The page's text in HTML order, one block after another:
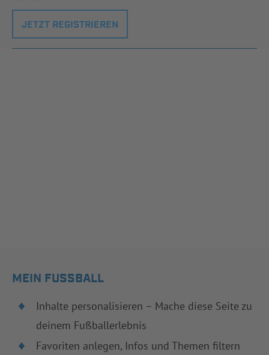
JETZT REGISTRIEREN
MEIN FUSSBALL
Inhalte personalisieren – Mache diese Seite zu
deinem Fußballerlebnis
Favoriten anlegen, Infos und Themen filtern